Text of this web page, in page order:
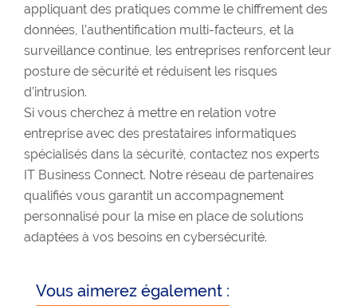
appliquant des pratiques comme le chiffrement des
données, l’authentification multi-facteurs, et la
surveillance continue, les entreprises renforcent leur
posture de sécurité et réduisent les risques
d’intrusion.
Si vous cherchez à mettre en relation votre
entreprise avec des prestataires informatiques
spécialisés dans la sécurité, contactez nos experts
IT Business Connect. Notre réseau de partenaires
qualifiés vous garantit un accompagnement
personnalisé pour la mise en place de solutions
adaptées à vos besoins en cybersécurité.
Vous aimerez également :